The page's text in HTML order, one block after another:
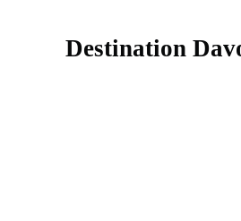
Destination